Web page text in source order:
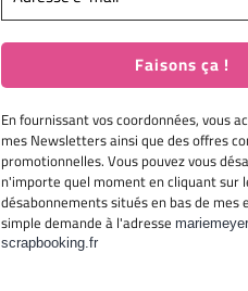
En fournissant vos coordonnées, vous
mes Newsletters ainsi que des offres
promotionnelles. Vous pouvez vous
n'importe quel moment en cliquant sur
désabonnements situés en bas de mes
simple demande à l'adresse
scrapbooking.fr